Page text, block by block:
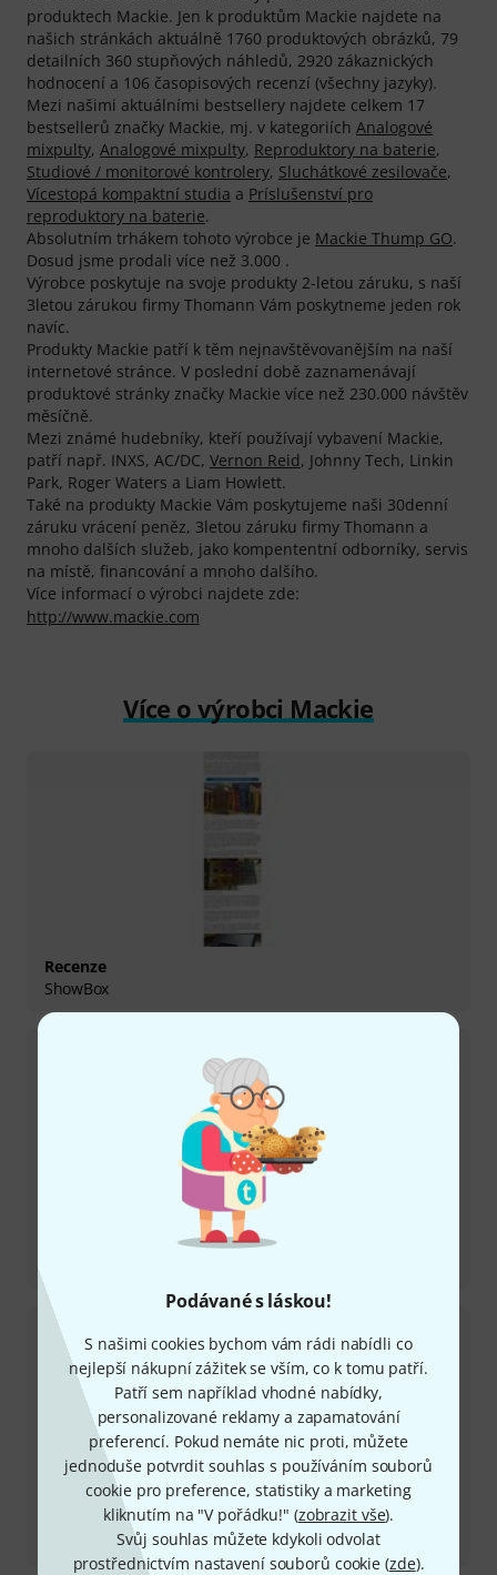
Podávané s láskou!
S našimi cookies bychom vám rádi nabídli co
nejlepší nákupní zážitek se vším, co k tomu patří.
Patří sem například vhodné nabídky,
personalizované reklamy a zapamatování
preferencí. Pokud nemáte nic proti, můžete
jednoduše potvrdit souhlas s používáním souborů
cookie pro preference, statistiky a marketing
kliknutím na "V pořádku!" (zobrazit vše).
Svůj souhlas můžete kdykoli odvolat
prostřednictvím nastavení souborů cookie (zde).
produktech Mackie. Jen k produktům Mackie najdete na
našich stránkách aktuálně 1760 produktových obrázků, 79
detailních 360 stupňových náhledů, 2920 zákaznických
hodnocení a 106 časopisových recenzí (všechny jazyky).
Mezi našimi aktuálními bestsellery najdete celkem 17
bestsellerů značky Mackie, mj. v kategoriích Analogové
mixpulty, Analogové mixpulty, Reproduktory na baterie,
Studiové / monitorové kontrolery, Sluchátkové zesilovače,
Vícestopá kompaktní studia a Príslušenství pro
reproduktory na baterie.
Absolutním trhákem tohoto výrobce je Mackie Thump GO.
Dosud jsme prodali více než 3.000 .
Výrobce poskytuje na svoje produkty 2-letou záruku, s naší
3letou zárukou firmy Thomann Vám poskytneme jeden rok
navíc.
Produkty Mackie patří k těm nejnavštěvovanějším na naší
internetové stránce. V poslední době zaznamenávají
produktové stránky značky Mackie více než 230.000 návštěv
měsíčně.
Mezi známé hudebníky, kteří používají vybavení Mackie,
patří např. INXS, AC/DC, Vernon Reid, Johnny Tech, Linkin
Park, Roger Waters a Liam Howlett.
Také na produkty Mackie Vám poskytujeme naši 30denní
záruku vrácení peněz, 3letou záruku firmy Thomann a
mnoho dalších služeb, jako kompententní odborníky, servis
na místě, financování a mnoho dalšího.
Více informací o výrobci najdete zde:
http://www.mackie.com
Více o výrobci Mackie
Recenze
ShowBox
Recenze